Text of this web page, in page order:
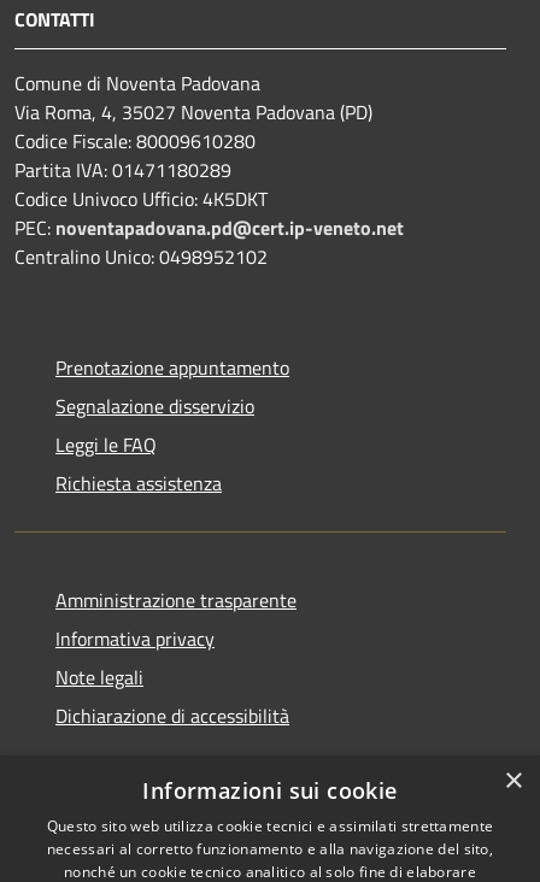
CONTATTI
Comune di Noventa Padovana
Via Roma, 4, 35027 Noventa Padovana (PD)
Codice Fiscale: 80009610280
Partita IVA: 01471180289
Codice Univoco Ufficio: 4K5DKT
PEC: noventapadovana.pd@cert.ip-veneto.net
Centralino Unico: 0498952102
Prenotazione appuntamento
Segnalazione disservizio
Leggi le FAQ
Richiesta assistenza
Amministrazione trasparente
Informativa privacy
Note legali
Dichiarazione di accessibilità
RSS
Accessibilità
Copyright © 2026 • Comune di
Noventa Padovana • Powered
×
Informazioni sui cookie
Questo sito web utilizza cookie tecnici e assimilati strettamente
necessari al corretto funzionamento e alla navigazione del sito,
nonché un cookie tecnico analitico al solo fine di elaborare